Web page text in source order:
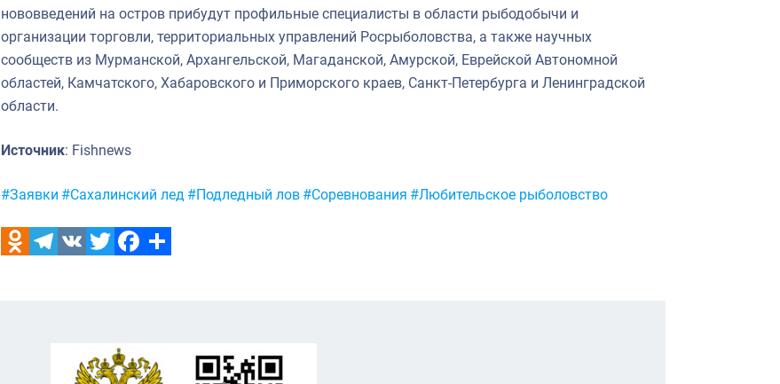
нововведений на остров прибудут профильные специалисты в области рыбодобычи и
организации торговли, территориальных управлений Росрыболовства, а также научных
сообществ из Мурманской, Архангельской, Магаданской, Амурской, Еврейской Автономной
областей, Камчатского, Хабаровского и Приморского краев, Санкт-Петербурга и Ленинградской
области.
Источник: Fishnews
Метки:
#Заявки #Сахалинский лед #Подледный лов #Соревнования #Любительское рыболовство